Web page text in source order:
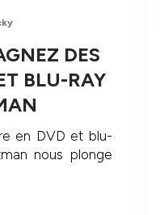
DES
BLU-RAY
en DVD et blu-
nous plonge